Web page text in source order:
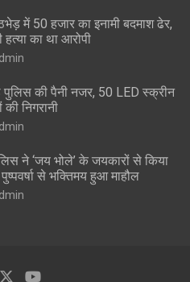
में 50 हजार का इनामी बदमाश ढेर,
का था आरोपी
पुलिस की पैनी नजर, 50 LED स्क्रीन
निगरानी
ने ‘जय भोले’ के जयकारों से किया
से भक्तिमय हुआ माहौल